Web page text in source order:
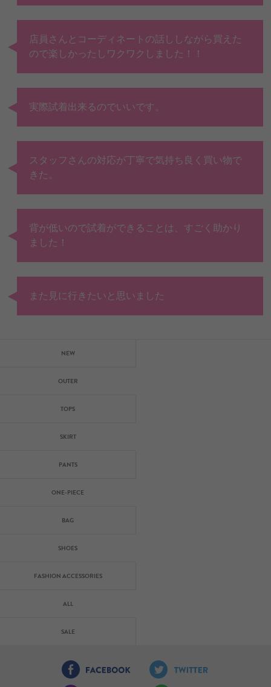
店員さんとコーディネートの話ししながら買えた
ので楽しかったしワクワクしました！！
実際試着出来るのでいいです。
スタッフさんの対応が丁寧で気持ち良く買い物で
きた。
背が低いので試着ができることは、すごく助かり
ました！
また見に行きたいと思いました
NEW
OUTER
TOPS
SKIRT
PANTS
ONE-PIECE
BAG
SHOES
FASHION ACCESSORIES
ALL
SALE